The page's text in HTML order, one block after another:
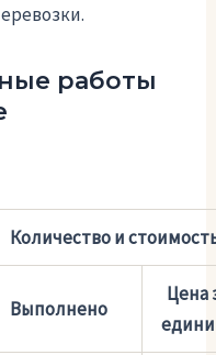
работы
Количество и
Выполнено
Цена